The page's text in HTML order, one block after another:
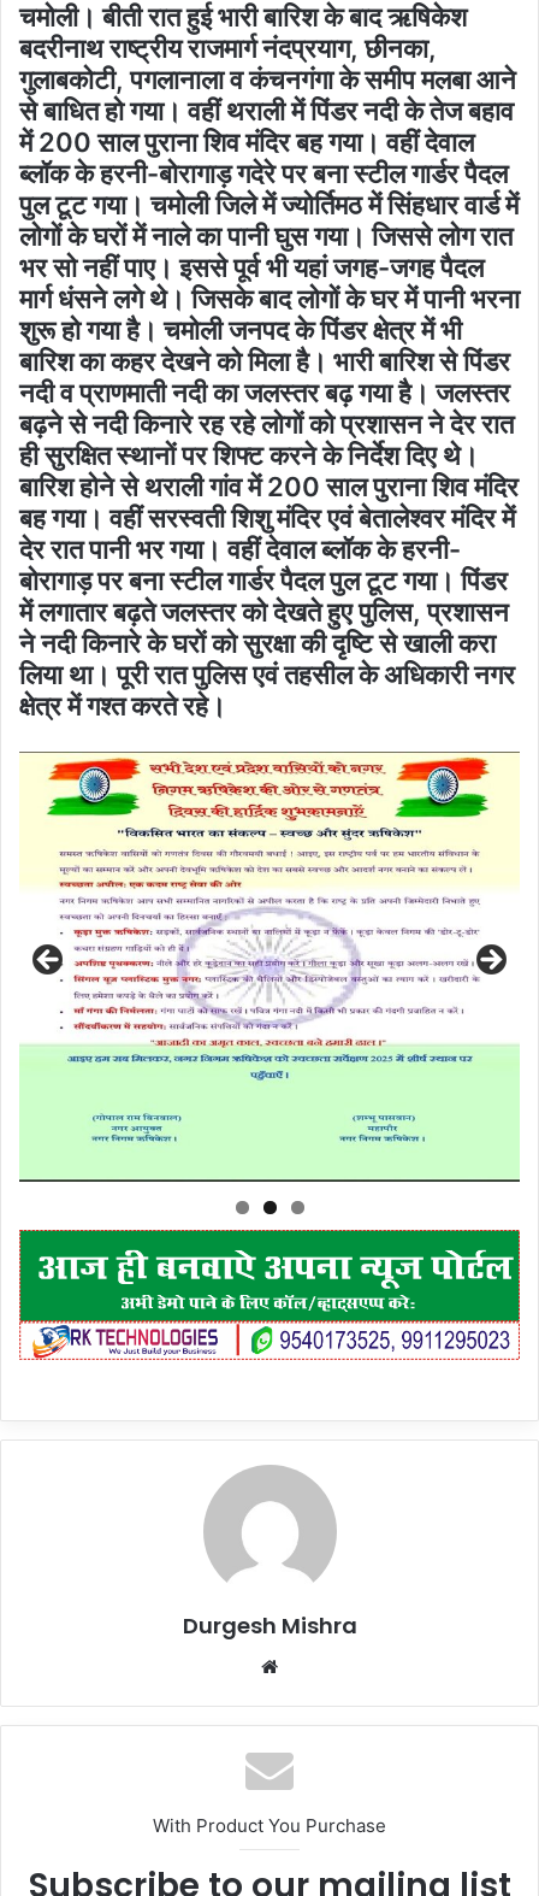
चमोली। बीती रात हुई भारी बारिश के बाद ऋषिकेश
बदरीनाथ राष्ट्रीय राजमार्ग नंदप्रयाग, छीनका,
गुलाबकोटी, पगलानाला व कंचनगंगा के समीप मलबा आने
से बाधित हो गया। वहीं थराली में पिंडर नदी के तेज बहाव
में 200 साल पुराना शिव मंदिर बह गया। वहीं देवाल
ब्लॉक के हरनी-बोरागाड़ गदेरे पर बना स्टील गार्डर पैदल
पुल टूट गया। चमोली जिले में ज्योर्तिमठ में सिंहधार वार्ड में
लोगों के घरों में नाले का पानी घुस गया। जिससे लोग रात
भर सो नहीं पाए। इससे पूर्व भी यहां जगह-जगह पैदल
मार्ग धंसने लगे थे। जिसके बाद लोगों के घर में पानी भरना
शुरू हो गया है। चमोली जनपद के पिंडर क्षेत्र में भी
बारिश का कहर देखने को मिला है। भारी बारिश से पिंडर
नदी व प्राणमाती नदी का जलस्तर बढ़ गया है। जलस्तर
बढ़ने से नदी किनारे रह रहे लोगों को प्रशासन ने देर रात
ही सुरक्षित स्थानों पर शिफ्ट करने के निर्देश दिए थे।
बारिश होने से थराली गांव में 200 साल पुराना शिव मंदिर
बह गया। वहीं सरस्वती शिशु मंदिर एवं बेतालेश्वर मंदिर में
देर रात पानी भर गया। वहीं देवाल ब्लॉक के हरनी-
बोरागाड़ पर बना स्टील गार्डर पैदल पुल टूट गया। पिंडर
में लगातार बढ़ते जलस्तर को देखते हुए पुलिस, प्रशासन
ने नदी किनारे के घरों को सुरक्षा की दृष्टि से खाली करा
लिया था। पूरी रात पुलिस एवं तहसील के अधिकारी नगर
क्षेत्र में गश्त करते रहे।
Durgesh Mishra
Website
With Product You Purchase
Subscribe to our mailing list